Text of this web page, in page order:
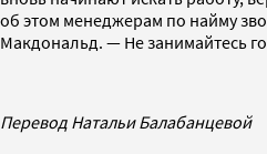
об этом менеджерам по найму
Макдональд. — Не занимайтесь
Перевод Натальи Балабанцевой